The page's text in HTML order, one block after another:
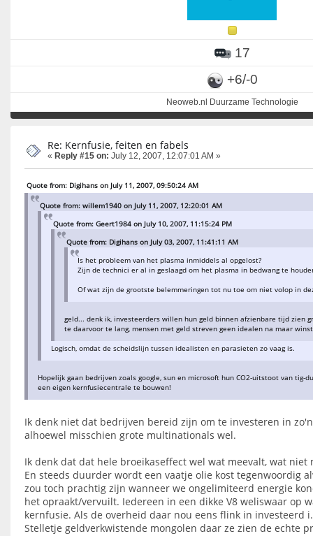
17
+6/-0
Neoweb.nl Duurzame Technologie
Re: Kernfusie, feiten en fabels
« Reply #15 on: July 12, 2007, 12:07:01 AM »
Quote from: Digihans on July 11, 2007, 09:50:24 AM
Quote from: willem1940 on July 11, 2007, 12:20:01 AM
Quote from: Geert1984 on July 10, 2007, 11:15:24 PM
Quote from: Digihans on July 03, 2007, 11:41:11 AM
Is het probleem van het plasma inmiddels al opgelost?
Zijn de technici er al in geslaagd om het plasma in bedwang te
Of wat zijn de grootste belemmeringen tot nu toe om niet volop in
geld... denk ik, investeerders willen hun geld binnen afzienbare tijd zien
te daarvoor te lang, mensen met geld streven geen idealen na maar
Logisch, omdat de scheidslijn tussen idealisten en parasieten zo vaag is.
Hopelijk gaan bedrijven zoals google, sun en microsoft hun CO2-uitstoot van tig-
een eigen kernfusiecentrale te bouwen!
Ik denk niet dat bedrijven bereid zijn om te investeren in
alhoewel misschien grote multinationals wel.
Ik denk dat dat hele broeikaseffect wel wat meevalt, wat niet
En steeds duurder wordt een vaatje olie kost tegenwoordig
zou toch prachtig zijn wanneer we ongelimiteerd energie
het opraakt/vervuilt. Iedereen in een dikke V8 weliswaar op
kernfusie. Als de overheid daar nou eens flink in investeerd
Stelletje geldverkwistende mongolen daar ze zien de echte